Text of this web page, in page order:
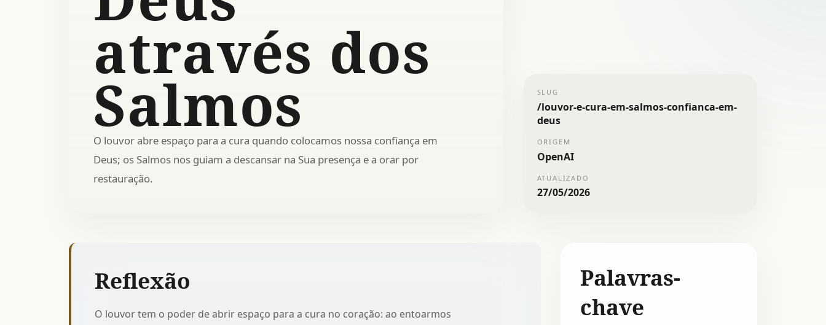
através dos
Salmos
O louvor abre espaço para a cura quando colocamos nossa confiança em
Deus; os Salmos nos guiam a descansar na Sua presença e a orar por
restauração.
SLUG
/louvor-e-cura-em-salmos-confianca-em-
deus
ORIGEM
OpenAI
ATUALIZADO
27/05/2026
Reflexão
O louvor tem o poder de abrir espaço para a cura no coração: ao entoarmos
Palavras-
chave